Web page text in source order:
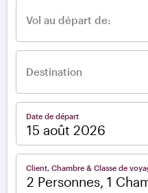
Vol au départ de:
Destination
Date de départ
Client, Chambre & Classe de